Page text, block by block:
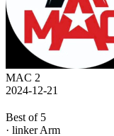
MAC 2
2024-12-21
Best of 5
· linker Arm